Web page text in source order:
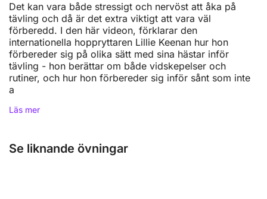
Det kan vara både stressigt och nervöst att åka på
tävling och då är det extra viktigt att vara väl
förberedd. I den här videon, förklarar den
internationella hoppryttaren Lillie Keenan hur hon
förbereder sig på olika sätt med sina hästar inför
tävling - hon berättar om både vidskepelser och
rutiner, och hur hon förbereder sig inför sånt som inte
a
Läs mer
Se liknande övningar